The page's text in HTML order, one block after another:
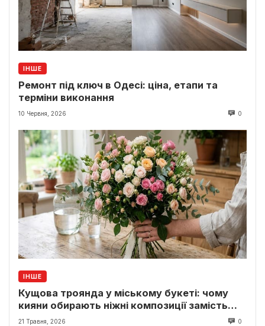
ІНШЕ
Ремонт під ключ в Одесі: ціна, етапи та
терміни виконання
10 Червня, 2026 0
ІНШЕ
Кущова троянда у міському букеті: чому
кияни обирають ніжні композиції замість
класики
21 Травня, 2026 0